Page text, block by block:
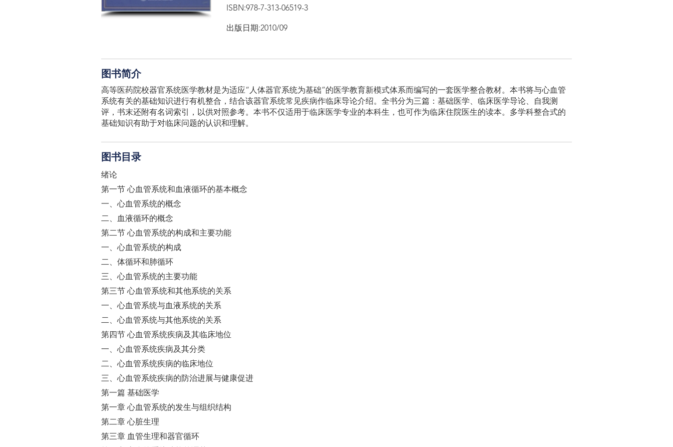
ISBN:978-7-313-06519-3
出版日期:2010/09
图书简介
高等医药院校器官系统医学教材是为适应“人体器官系统为基础”的医学教育新模式体系而编写的一套医学整合教材。本书将与心血管
系统有关的基础知识进行有机整合，结合该器官系统常见疾病作临床导论介绍。全书分为三篇：基础医学、临床医学导论、自我测
评，书末还附有名词索引，以供对照参考。本书不仅适用于临床医学专业的本科生，也可作为临床住院医生的读本。多学科整合式的
基础知识有助于对临床问题的认识和理解。
图书目录
绪论
第一节 心血管系统和血液循环的基本概念
一、心血管系统的概念
二、血液循环的概念
第二节 心血管系统的构成和主要功能
一、心血管系统的构成
二、体循环和肺循环
三、心血管系统的主要功能
第三节 心血管系统和其他系统的关系
一、心血管系统与血液系统的关系
二、心血管系统与其他系统的关系
第四节 心血管系统疾病及其临床地位
一、心血管系统疾病及其分类
二、心血管系统疾病的临床地位
三、心血管系统疾病的防治进展与健康促进
第一篇 基础医学
第一章 心血管系统的发生与组织结构
第二章 心脏生理
第三章 血管生理和器官循环